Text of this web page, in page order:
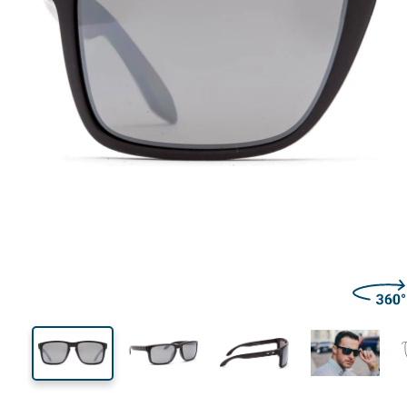
42 mm
Высота линзы
59 mm
Ширина линзы
Ширина